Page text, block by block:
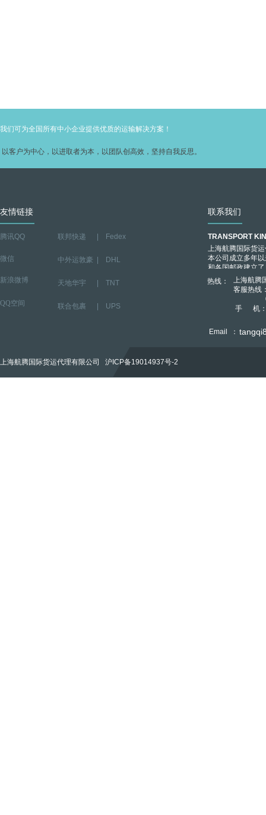
以客户为中心，以进取者为本，以团队创高效，坚持自我反思。
我们可为全国所有中小企业提供优质的运输解决方案！
友情链接
腾讯QQ
新浪微博
微信
QQ空间
联邦快递 Fedex
中外运敦豪 DHL
天地华宇 TNT
联合包裹 UPS
联系我们
TRANSPORT
上海航腾国际货
本公司成立多年
和各国邮政建立
提供海运 空运业
大类）：香港、
西欧、美国、加
热线：
Email ：
上海航腾
客服热线
021-
手 机：
上海航腾国际货运代理有限公司 沪ICP备19014937号-2